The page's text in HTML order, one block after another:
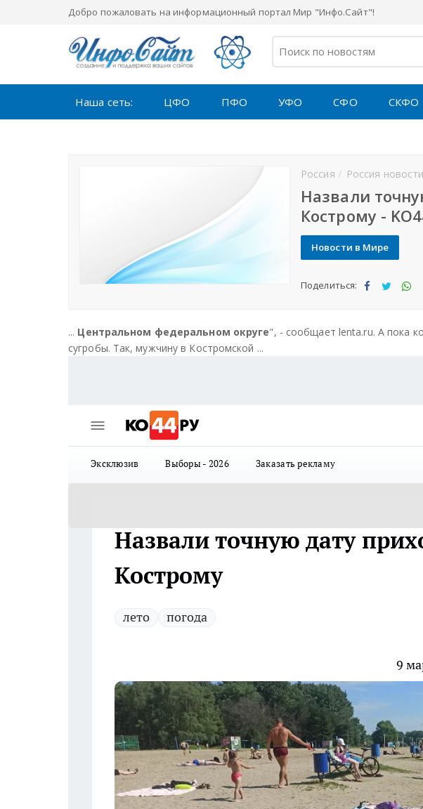
Добро пожаловать на информационный портал Мир "Инфо.Сайт"!
Наша сеть: ЦФО ПФО УФО СФО СКФО
Россия Россия новости
Назвали
Кострому -
Новости в Мире
Поделиться:
тьс тьс тьс
... Центральном федеральном округе", - сообщает lenta.ru. А пока
сугробы. Так, мужчину в Костромской ...